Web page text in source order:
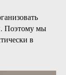
Поэтому мы
в